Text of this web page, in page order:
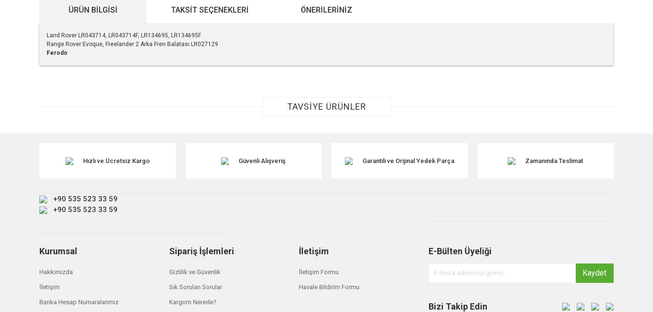
ÜRÜN BILGISI TAKSIT SEÇENEKLERI ÖNERILERINIZ
Land Rover LR043714, LR043714F, LR134695, LR134695F
Range Rover Evoque, Freelander 2 Arka Fren Balatası LR027129
Ferodo
Bu ürüne benzer farklı alternatifler olmalı.
TAVSİYE ÜRÜNLER
Hızlı ve Ücretsiz Kargo Güvenli Alışveriş Garantili ve Orijinal Yedek Parça Zamanında Teslimat
+90 535 523 33 59
+90 535 523 33 59
Kurumsal
Hakkımızda
İletişim
Banka Hesap Numaralarımız
Sipariş İşlemleri
Gizlilik ve Güvenlik
Sık Sorulan Sorular
Kargom Nerede?
İletişim
İletişim Formu
Havale Bildirim Formu
E-Bülten Üyeliği
Kaydet
Bizi Takip Edin